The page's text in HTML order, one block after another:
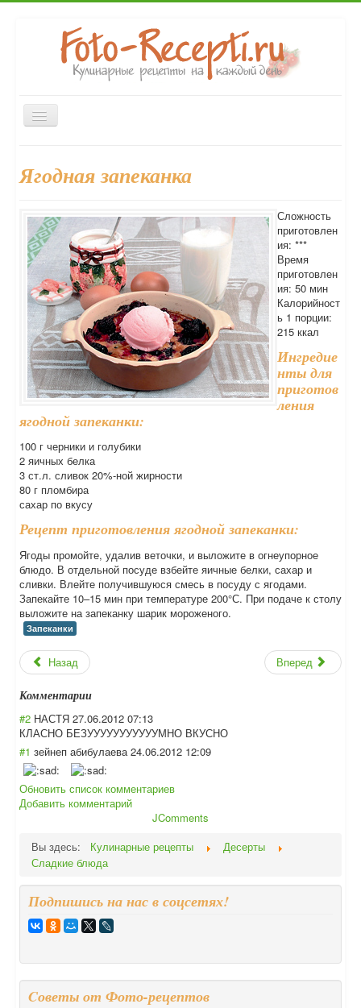
Включить/
выключить
Десерты Выпечка Напитки
Ягодная запеканка
Сложность
приготовлен
ия: ***
Время
приготовлен
ия: 50 мин
Калорийност
ь 1 порции:
215 ккал
Ингредие
нты для
приготов
ления
ягодной запеканки:
100 г черники и голубики
2 яичных белка
3 ст.л. сливок 20%-ной жирности
80 г пломбира
сахар по вкусу
Рецепт приготовления ягодной запеканки:
Ягоды промойте, удалив веточки, и выложите в огнеупорное
блюдо. В отдельной посуде взбейте яичные белки, сахар и
сливки. Влейте получившуюся смесь в посуду с ягодами.
Запекайте 10–15 мин при температуре 200°С. При подаче к столу
выложите на запеканку шарик мороженого.
Запеканки
Назад Вперед
Комментарии
#2 НАСТЯ 27.06.2012 07:13
КЛАСНО БЕЗУУУУУУУУУУУМНО ВКУСНО
#1 зейнеп абибулаева 24.06.2012 12:09
Обновить список комментариев
Добавить комментарий
JComments
Вы здесь:
Кулинарные рецепты
Десерты
Сладкие блюда
Подпишись на нас в соцсетях!
Cоветы от Фото-рецептов